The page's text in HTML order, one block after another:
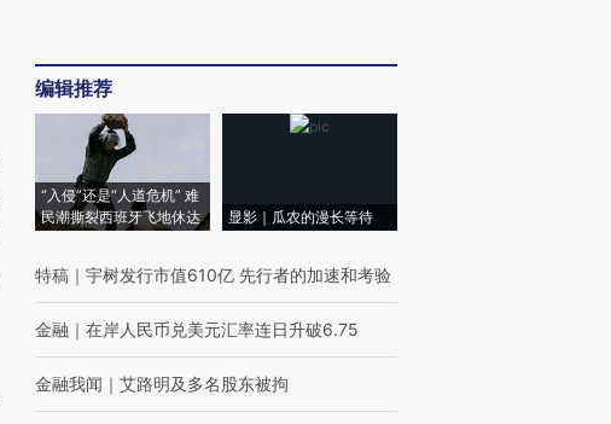
编辑推荐
“入侵”还是“人道危机” 难
民潮撕裂西班牙飞地休达
显影｜瓜农的漫长等待
特稿 ｜ 宇树发行市值610亿 先行者的加速和考验
金融 ｜ 在岸人民币兑美元汇率连日升破6.75
金融我闻 ｜ 艾路明及多名股东被拘